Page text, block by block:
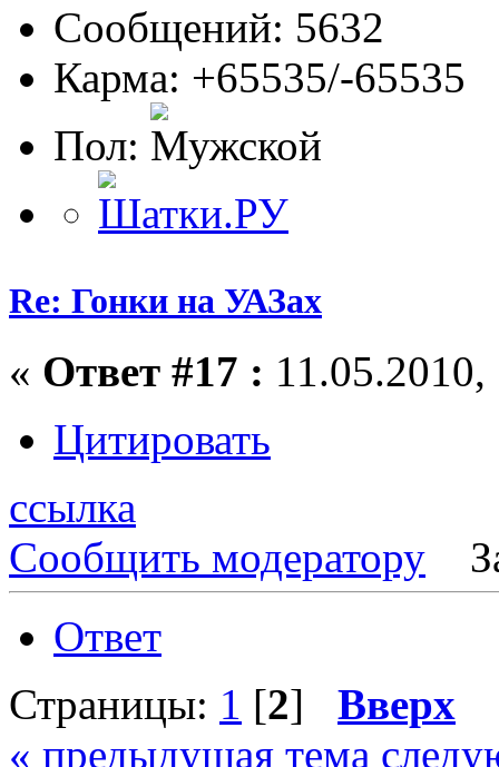
Сообщений: 5632
Карма: +65535/-65535
Пол:
Re: Гонки на УАЗах
« Ответ #17 :
Цитировать
ссылка
Сообщить модератору
Ответ
Страницы: 1 [2] Вверх
« предыдущая тема